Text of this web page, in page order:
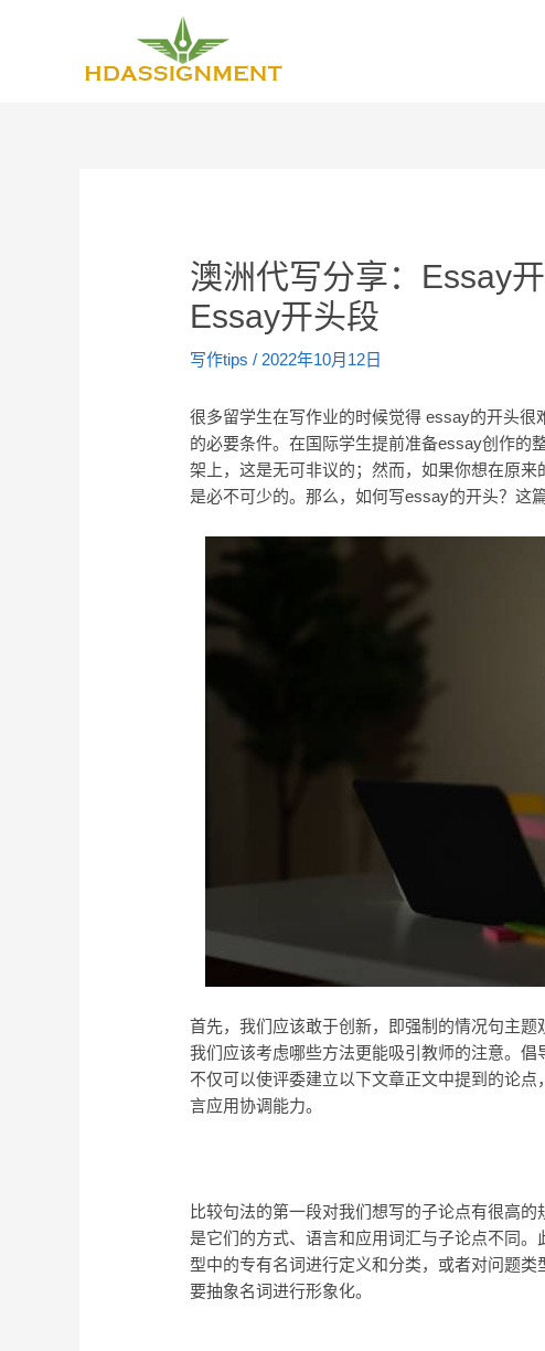
澳洲代写分享：Essay
Essay开头段
写作tips / 2022年10月12日
很多留学生在写作业的时候觉得 essay的开头
的必要条件。在国际学生提前准备essay创作的
架上，这是无可非议的；然而，如果你想在原
是必不可少的。那么，如何写essay的开头？这
首先，我们应该敢于创新，即强制的情况句主题
我们应该考虑哪些方法更能吸引教师的注意。倡
不仅可以使评委建立以下文章正文中提到的论
言应用协调能力。
比较句法的第一段对我们想写的子论点有很高
是它们的方式、语言和应用词汇与子论点不同
型中的专有名词进行定义和分类，或者对问题
要抽象名词进行形象化。